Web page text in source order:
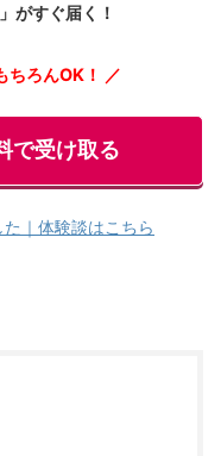
がすぐ届く！
ちろんOK！ ／
で受け取る
｜体験談はこちら